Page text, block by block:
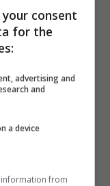
Gennaio 5, 2024
consent
for the
advertising and
and
a device
from